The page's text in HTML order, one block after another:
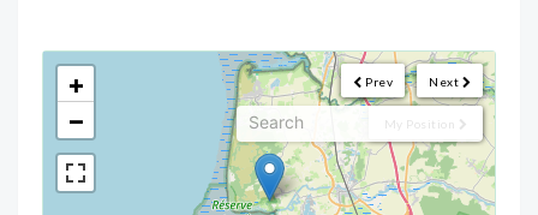
Next
Prev
My Position
<!---->
+
−